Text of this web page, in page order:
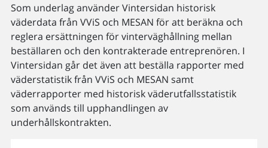
Som underlag använder Vintersidan historisk
väderdata från VViS och MESAN för att beräkna och
reglera ersättningen för vinterväghållning mellan
beställaren och den kontrakterade entreprenören. I
Vintersidan går det även att beställa rapporter med
väderstatistik från VViS och MESAN samt
väderrapporter med historisk väderutfallsstatistik
som används till upphandlingen av
underhållskontrakten.